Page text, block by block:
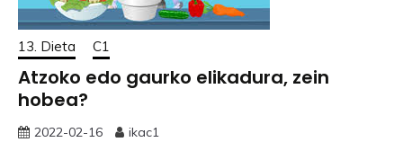
13. Dieta C1
Atzoko edo gaurko elikadura, zein
hobea?
2022-02-16 ikac1